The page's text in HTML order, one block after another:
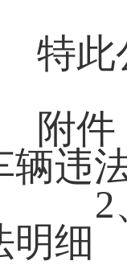
特此
附
辆违
2
明细